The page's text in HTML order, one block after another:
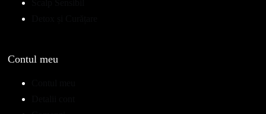
Contul meu